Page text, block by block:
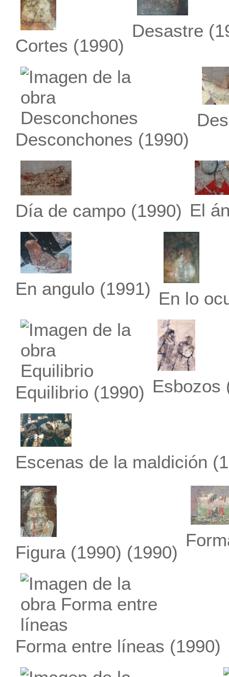
Cortes (1990)
Desastre
Desconchones (1990)
Día de campo (1990) El
En angulo (1991) En lo
Equilibrio (1990) Esbozos
Escenas de la maldición
Figura (1990) (1990)
Forma entre líneas (1990)